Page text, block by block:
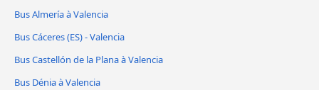
Bus Almería à Valencia
Bus Cáceres‎ (ES) - Valencia
Bus Castellón de la Plana à Valencia
Bus Dénia à Valencia